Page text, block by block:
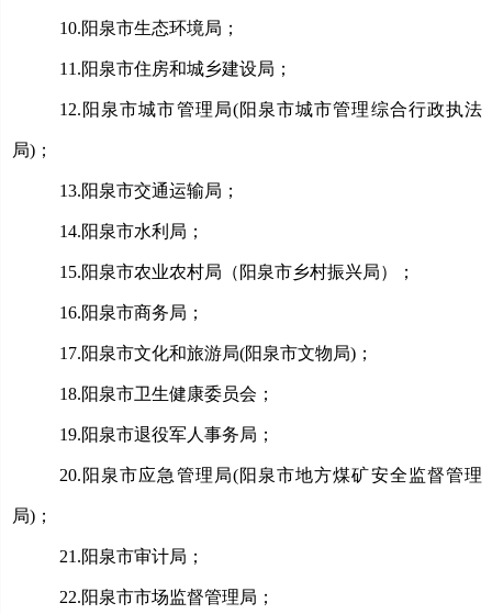
10.阳泉市生态环境局；
11.阳泉市住房和城乡建设局；
12. 阳泉市城市管理局(阳泉市城市管理综合行政执法
局) ；
13.阳泉市交通运输局；
14.阳泉市水利局；
15.阳泉市农业农村局（阳泉市乡村振兴局）；
16.阳泉市商务局；
17.阳泉市文化和旅游局(阳泉市文物局)；
18.阳泉市卫生健康委员会；
19.阳泉市退役军人事务局；
20. 阳泉市应急管理局(阳泉市地方煤矿安全监督管理
局)；
21.阳泉市审计局；
22.阳泉市市场监督管理局；